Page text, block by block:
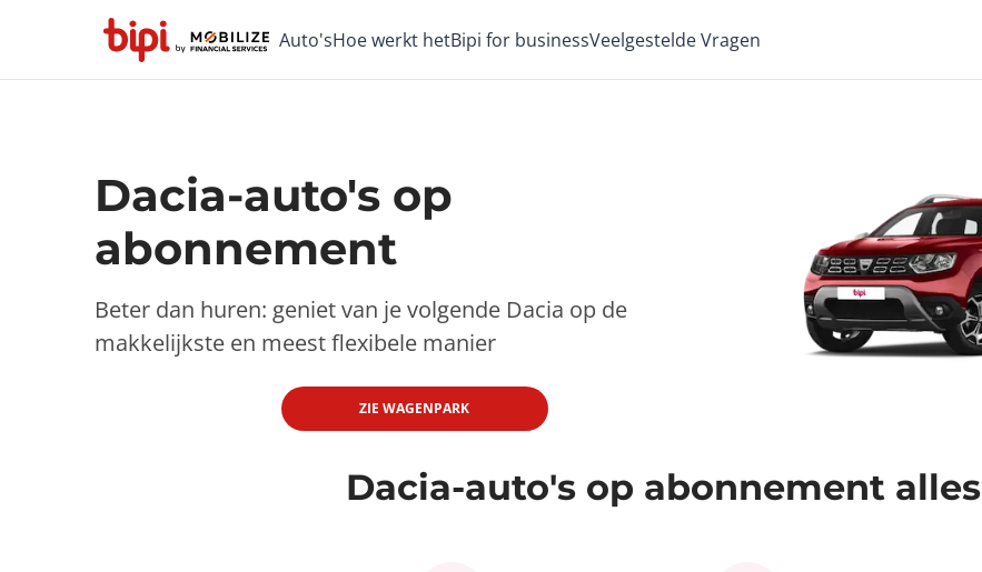
Auto'sHoe werkt hetBipi for businessVeelgestelde Vragen
Dacia-auto's op
abonnement
Beter dan huren: geniet van je volgende Dacia op de
makkelijkste en meest flexibele manier
ZIE WAGENPARK
Dacia-auto's op abonnement